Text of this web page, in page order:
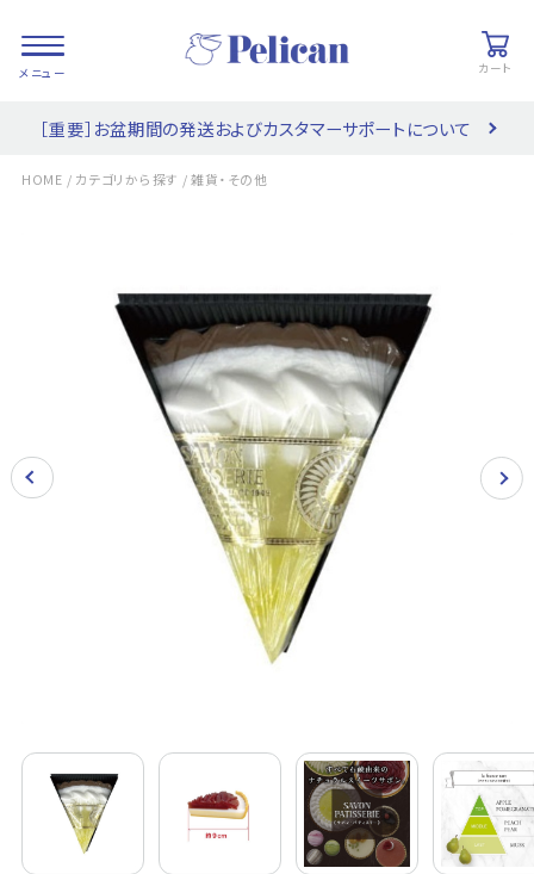
カート
PRODUCTS/ 商品を探す
COLLECTIONS/ ブランド一覧
ご利用案内
よくあるご質問
［重要］お盆期間の発送およびカスタマーサポートについて
HOME / カテゴリから探す / 雑貨・その他